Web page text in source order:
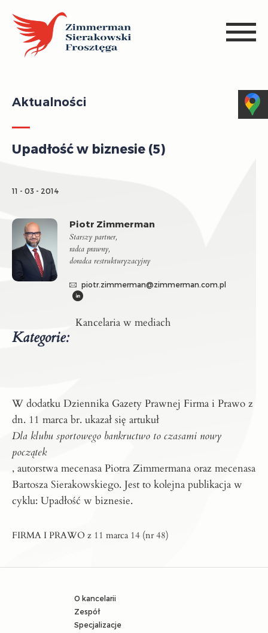
Aktualności
Upadłość w biznesie (5)
11 - 03 - 2014
Piotr Zimmerman
Starszy partner,
radca prawny,
doradca restrukturyzacyjny
piotr.zimmerman@zimmerman.com.pl
Kategorie:
Kancelaria w mediach
W dodatku Dziennika Gazety Prawnej Firma i Prawo z
dn. 11 marca br. ukazał się artukuł
Dla klubu sportowego bankructwo to czasami nowy
początek
, autorstwa mecenasa Piotra Zimmermana oraz mecenasa
Bartosza Sierakowskiego. Jest to kolejna publikacja w
cyklu: Upadłość w biznesie.
FIRMA I PRAWO z 11 marca 14 (nr 48)
O kancelarii
Zespół
Specjalizacje